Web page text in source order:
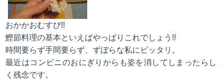
おかかおむすび!!
鰹節料理の基本といえばやっぱりこれでしょう!!
時間要らず手間要らず、ずぼらな私にピッタリ。
最近はコンビニのおにぎりからも姿を消してしまったらし
く残念です。